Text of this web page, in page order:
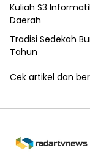
Kuliah S3
Daerah
Tradisi Sedekah
Tahun
Cek artikel dan